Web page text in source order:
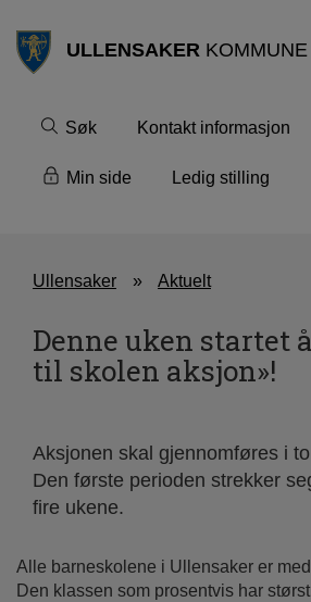
ULLENSAKERKOMMUNE
Søk Kontakt informasjon
Min side Ledig stilling
Ullensaker Aktuelt
Denne uken startet
til skolen aksjon»!
Aksjonen skal gjennomføres i
Den første perioden strekker
fire ukene.
Alle barneskolene i Ullensaker er
Den klassen som prosentvis har